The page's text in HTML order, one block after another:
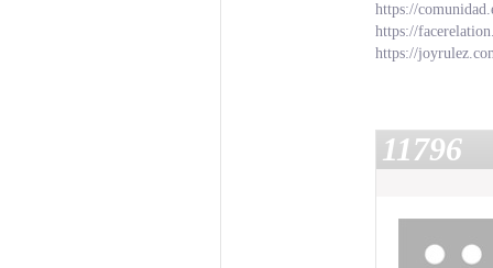
https://
https://
https://
11796